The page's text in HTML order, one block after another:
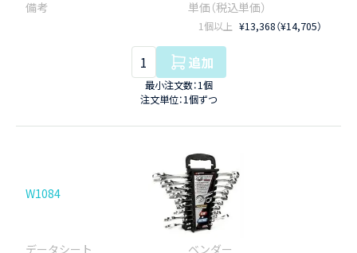
1個以上 ¥13,368（¥14,705）
追加
最小注文数：1個
注文単位：1個ずつ
W1084